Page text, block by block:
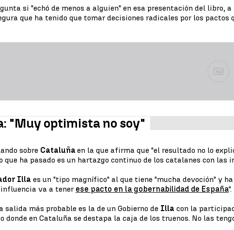
si "echó de menos a alguien" en esa presentación del libro, a
que ha tenido que tomar decisiones radicales por los
Ad
"Muy optimista no soy"
sobre Cataluña en la que afirma que "el resultado no lo
que ha pasado es un hartazgo continuo de los catalanes con
Illa es un "tipo magnífico" al que tiene "mucha devoción" y
influencia va a tener ese pacto en la gobernabilidad de España".
salida más probable es la de un Gobierno de Illa con la
donde en Cataluña se destapa la caja de los truenos. No las